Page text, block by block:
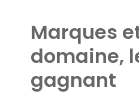
Marques
domaine,
gagnant